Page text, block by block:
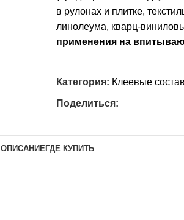
в рулонах и плитке,
линолеума, кварц-
применения на
Категория: Клеевые
Поделиться:
ОПИСАНИЕГДЕ КУПИТЬ